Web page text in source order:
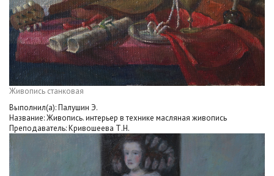
Живопись станковая
Выполнил(а): Палушин Э.
Название: Живопись. интерьер в технике масляная живопись
Преподаватель: Кривошеева Т.Н.